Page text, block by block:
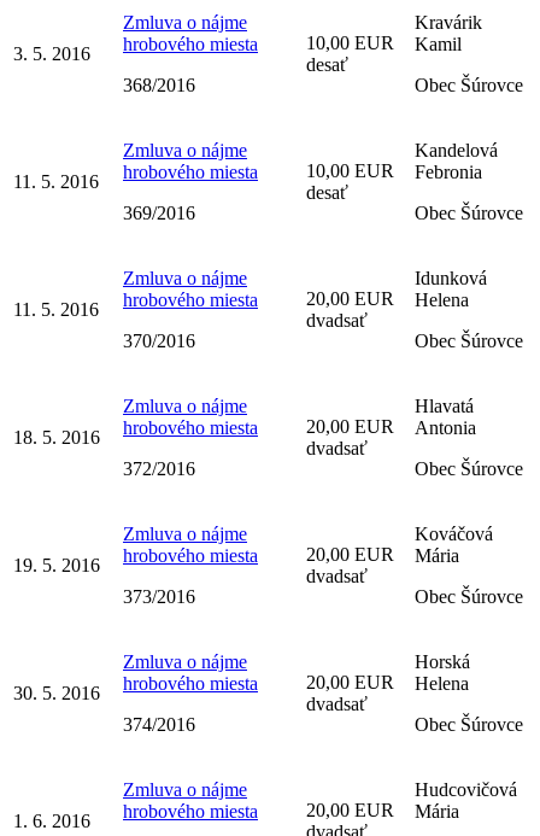
3. 5. 2016
Zmluva o nájme
hrobového miesta
368/2016
10,00 EUR
desať
Kravárik
Kamil
Obec Šúrovce
11. 5. 2016
Zmluva o nájme
hrobového miesta
369/2016
10,00 EUR
desať
Kandelová
Febronia
Obec Šúrovce
11. 5. 2016
Zmluva o nájme
hrobového miesta
370/2016
20,00 EUR
dvadsať
Idunková
Helena
Obec Šúrovce
18. 5. 2016
Zmluva o nájme
hrobového miesta
372/2016
20,00 EUR
dvadsať
Hlavatá
Antonia
Obec Šúrovce
19. 5. 2016
Zmluva o nájme
hrobového miesta
373/2016
20,00 EUR
dvadsať
Kováčová
Mária
Obec Šúrovce
30. 5. 2016
Zmluva o nájme
hrobového miesta
374/2016
20,00 EUR
dvadsať
Horská
Helena
Obec Šúrovce
1. 6. 2016
Zmluva o nájme
hrobového miesta
20,00 EUR
dvadsať
Hudcovičová
Mária